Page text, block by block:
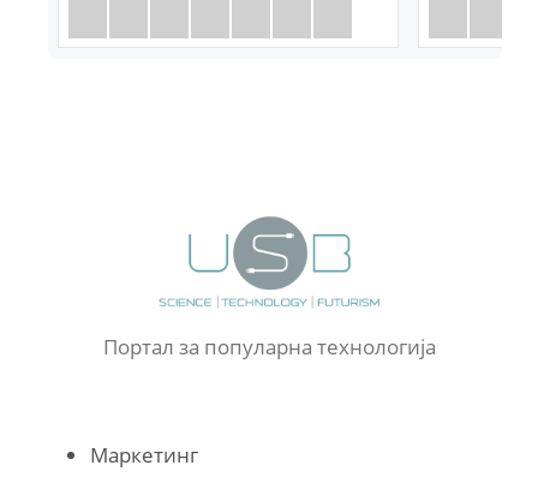
Портал за популарна технологија
Маркетинг